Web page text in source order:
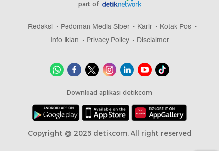
part of
Redaksi Pedoman Media Siber Karir
Kotak Pos
Info Iklan
Privacy Policy Disclaimer
Download aplikasi detikcom
Copyright @ 2026 detikcom, All right reserved